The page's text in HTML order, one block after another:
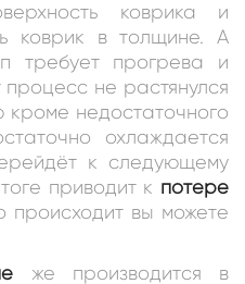
коврика и
коврик в толщине. А
требует прогрева и
не растянулся
недостаточного
охлаждается
к следующему
приводит к потере
происходит вы можете
же производится в